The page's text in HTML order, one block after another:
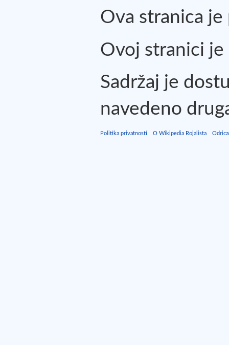
Ova stranica
Ovoj stranici
Sadržaj je
navedeno
Politika privatnosti O Wikipedia Rojalista